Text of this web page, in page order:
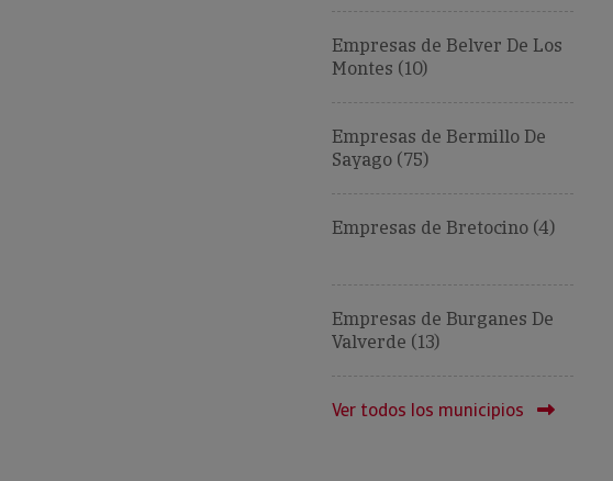
Empresas de Belver De Los
Montes (10)
Empresas de Bermillo De
Sayago (75)
Empresas de Bretocino (4)
Empresas de Burganes De
Valverde (13)
Ver todos los municipios